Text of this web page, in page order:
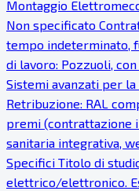
Montaggio
Non specificato
tempo indeterminato,
di lavoro: Pozzuoli,
Sistemi avanzati per
Retribuzione: RAL
premi (contrattazione
sanitaria integrativa,
Specifici Titolo di
elettrico/elettronico.